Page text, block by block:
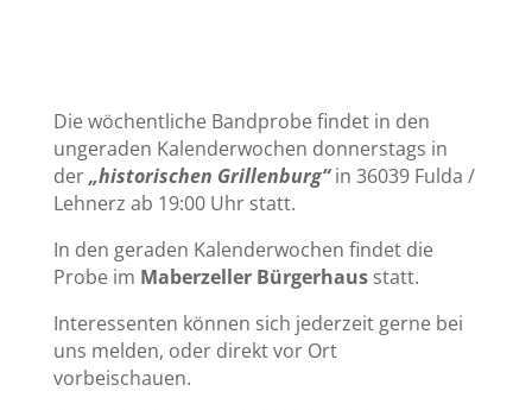
Die wöchentliche Bandprobe findet in den
ungeraden Kalenderwochen donnerstags in
der„historischen Grillenburg“ in 36039 Fulda /
Lehnerz ab 19:00 Uhr statt.
In den geraden Kalenderwochen findet die
Probe im Maberzeller Bürgerhausstatt.
Interessenten können sich jederzeit gerne bei
uns melden, oder direkt vor Ort
vorbeischauen.